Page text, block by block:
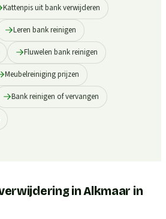
Kattenpis uit bank verwijderen
Leren bank reinigen
Fluwelen bank reinigen
Meubelreiniging prijzen
Bank reinigen of vervangen
in Alkmaar in